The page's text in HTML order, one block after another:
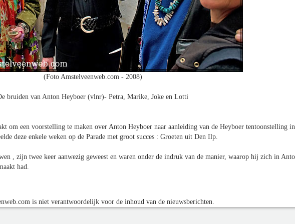
(Foto Amstelveenweb.com - 2008)
bruiden van Anton Heyboer (vlnr)- Petra, Marike, Joke en Lotti
om een voorstelling te maken over Anton Heyboer naar aanleiding van de Heyboer tentoonstelling in
deze enkele weken op de Parade met groot succes : Groeten uit Den Ilp.
, zijn twee keer aanwezig geweest en waren onder de indruk van de manier, waarop hij zich in
had.
is niet verantwoordelijk voor de inhoud van de nieuwsberichten.